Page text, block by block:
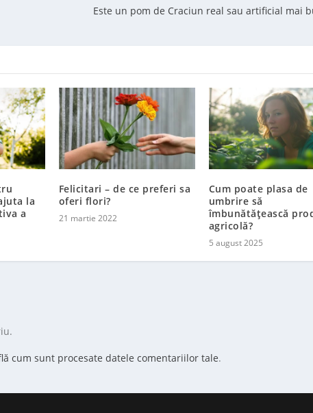
Este un pom de Craciun real sau artificial mai
la
a
Felicitari – de ce preferi sa
oferi flori?
21 martie 2022
Cum poate plasa de
umbrire să
îmbunătățească
agricolă?
5 august 2025
cum sunt procesate datele comentariilor tale.